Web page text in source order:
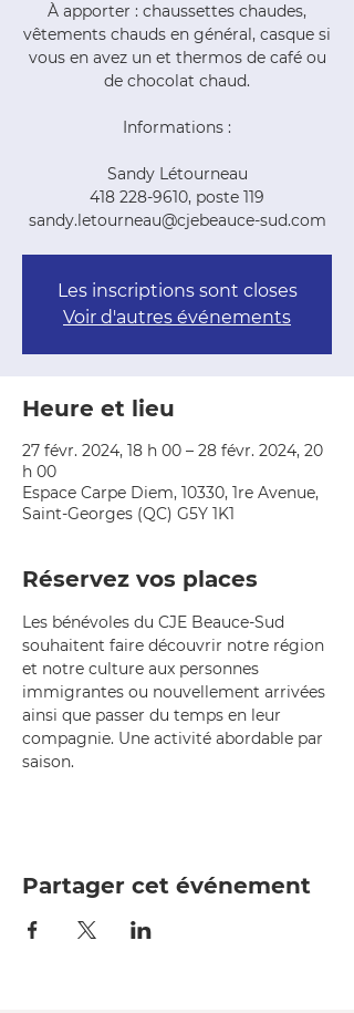
À apporter : chaussettes chaudes,
vêtements chauds en général, casque si
vous en avez un et thermos de café ou
de chocolat chaud.
Informations :
Sandy Létourneau
418 228-9610, poste 119
sandy.letourneau@cjebeauce-sud.com
Les inscriptions sont closes
Voir d'autres événements
Heure et lieu
27 févr. 2024, 18 h 00 – 28 févr. 2024, 20
h 00
Espace Carpe Diem, 10330, 1re Avenue,
Saint-Georges (QC) G5Y 1K1
Réservez vos places
Les bénévoles du CJE Beauce-Sud
souhaitent faire découvrir notre région
et notre culture aux personnes
immigrantes ou nouvellement arrivées
ainsi que passer du temps en leur
compagnie. Une activité abordable par
saison.
Partager cet événement